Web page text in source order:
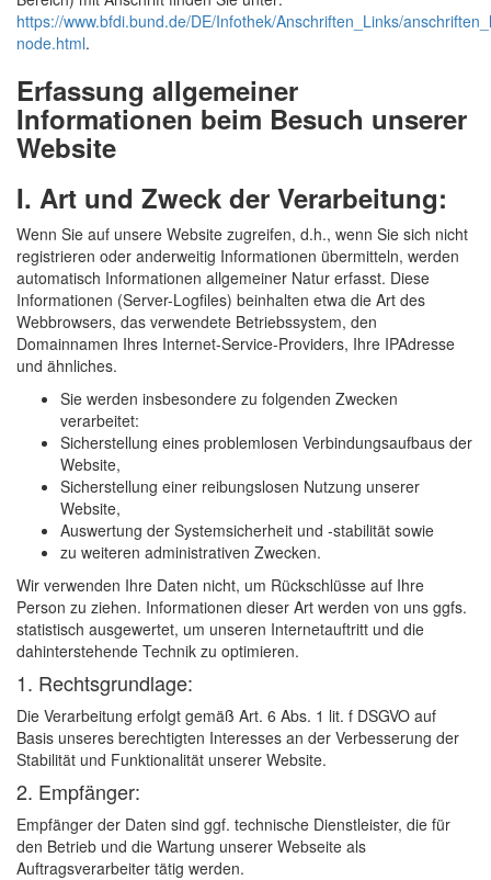
https://www.bfdi.bund.de/DE/Infothek/Anschriften_Links/
node.html.
Erfassung allgemeiner
Informationen beim Besuch unserer
Website
I. Art und Zweck der Verarbeitung:
Wenn Sie auf unsere Website zugreifen, d.h., wenn Sie sich nicht
registrieren oder anderweitig Informationen übermitteln, werden
automatisch Informationen allgemeiner Natur erfasst. Diese
Informationen (Server-Logfiles) beinhalten etwa die Art des
Webbrowsers, das verwendete Betriebssystem, den
Domainnamen Ihres Internet-Service-Providers, Ihre IPAdresse
und ähnliches.
Sie werden insbesondere zu folgenden Zwecken
verarbeitet:
Sicherstellung eines problemlosen Verbindungsaufbaus der
Website,
Sicherstellung einer reibungslosen Nutzung unserer
Website,
Auswertung der Systemsicherheit und -stabilität sowie
zu weiteren administrativen Zwecken.
Wir verwenden Ihre Daten nicht, um Rückschlüsse auf Ihre
Person zu ziehen. Informationen dieser Art werden von uns ggfs.
statistisch ausgewertet, um unseren Internetauftritt und die
dahinterstehende Technik zu optimieren.
1. Rechtsgrundlage:
Die Verarbeitung erfolgt gemäß Art. 6 Abs. 1 lit. f DSGVO auf
Basis unseres berechtigten Interesses an der Verbesserung der
Stabilität und Funktionalität unserer Website.
2. Empfänger:
Empfänger der Daten sind ggf. technische Dienstleister, die für
den Betrieb und die Wartung unserer Webseite als
Auftragsverarbeiter tätig werden.